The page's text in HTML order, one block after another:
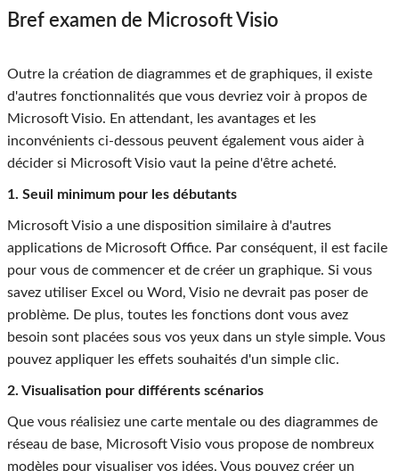
Bref examen de Microsoft Visio
Outre la création de diagrammes et de graphiques, il existe
d'autres fonctionnalités que vous devriez voir à propos de
Microsoft Visio. En attendant, les avantages et les
inconvénients ci-dessous peuvent également vous aider à
décider si Microsoft Visio vaut la peine d'être acheté.
1. Seuil minimum pour les débutants
Microsoft Visio a une disposition similaire à d'autres
applications de Microsoft Office. Par conséquent, il est facile
pour vous de commencer et de créer un graphique. Si vous
savez utiliser Excel ou Word, Visio ne devrait pas poser de
problème. De plus, toutes les fonctions dont vous avez
besoin sont placées sous vos yeux dans un style simple. Vous
pouvez appliquer les effets souhaités d'un simple clic.
2. Visualisation pour différents scénarios
Que vous réalisiez une carte mentale ou des diagrammes de
réseau de base, Microsoft Visio vous propose de nombreux
modèles pour visualiser vos idées. Vous pouvez créer un